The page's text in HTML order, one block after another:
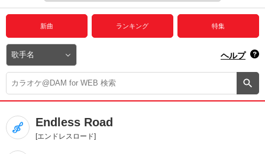
動画からさがす 録音からさがす
プレミアムサービス
DAM★とも動画
DAM★とも録音
カラオケ＠DAM
ユーザー検索
新曲 ランキング 特集
ヘルプ
Endless Road
[エンドレスロード]